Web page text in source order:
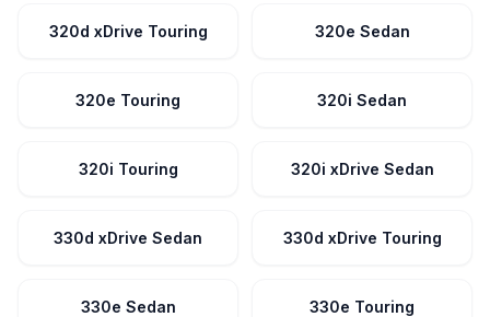
320d xDrive Touring 320e Sedan
320e Touring 320i Sedan
320i Touring 320i xDrive Sedan
330d xDrive Sedan 330d xDrive Touring
330e Sedan 330e Touring